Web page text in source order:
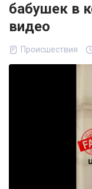
бабушек в
видео
Происшествия